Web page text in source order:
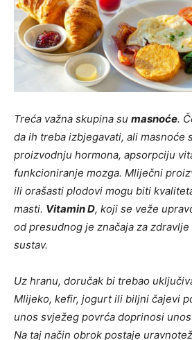
Treća važna skupina su masnoće.
da ih treba izbjegavati, ali masnoće
proizvodnju hormona, apsorpciju
funkcioniranje mozga. Mliječni
ili orašasti plodovi mogu biti
masti. Vitamin D, koji se veže
od presudnog je značaja za
sustav.
Uz hranu, doručak bi trebao
Mlijeko, kefir, jogurt ili biljni čajevi
unos svježeg povrća doprinosi
Na taj način obrok postaje